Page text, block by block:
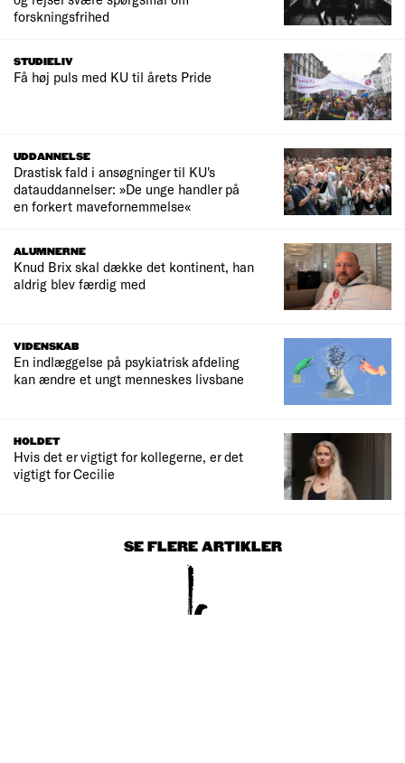
forskningsfrihed
STUDIELIV
Få høj puls med KU til årets Pride
UDDANNELSE
Drastisk fald i ansøgninger til KU's
datauddannelser: »De unge handler på
en forkert mavefornemmelse«
ALUMNERNE
Knud Brix skal dække det kontinent, han
aldrig blev færdig med
VIDENSKAB
En indlæggelse på psykiatrisk afdeling
kan ændre et ungt menneskes livsbane
HOLDET
Hvis det er vigtigt for kollegerne, er det
vigtigt for Cecilie
SE FLERE ARTIKLER